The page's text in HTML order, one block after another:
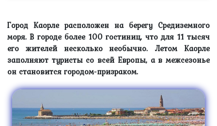
Город Каорлерасположен на берегу Средиземного
моря. В городе более 100 гостиниц, что для 11 тысяч
его жителей несколько необычно. Летом Каорле
заполняют туристы со всей Европы, а в межсезонье
он становится городом-призраком.